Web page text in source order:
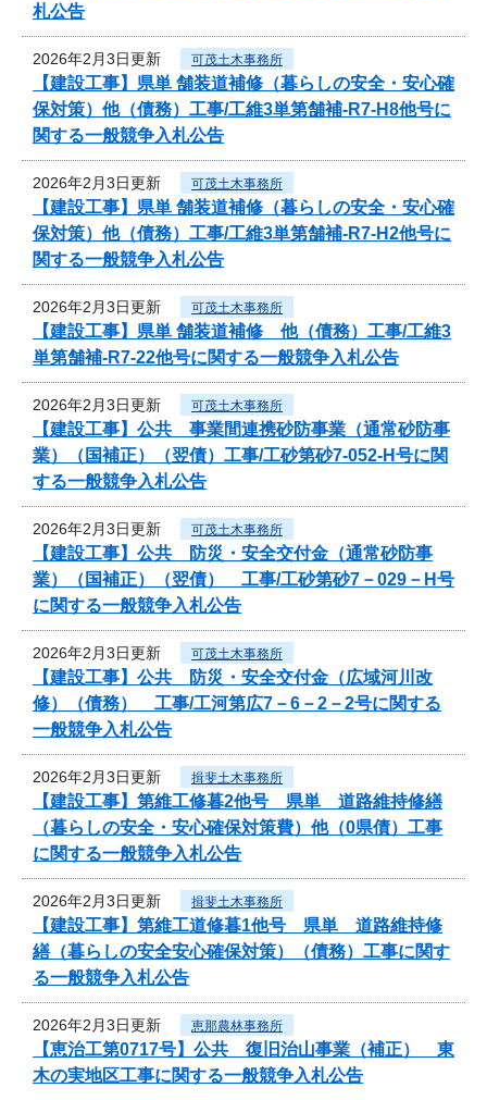
札公告
2026年2月3日更新 可茂土木事務所
【建設工事】県単 舗装道補修（暮らしの安全・安心確
保対策）他（債務）工事/工維3単第舗補-R7-H8他号に
関する一般競争入札公告
2026年2月3日更新 可茂土木事務所
【建設工事】県単 舗装道補修（暮らしの安全・安心確
保対策）他（債務）工事/工維3単第舗補-R7-H2他号に
関する一般競争入札公告
2026年2月3日更新 可茂土木事務所
【建設工事】県単 舗装道補修 他（債務）工事/工維3
単第舗補-R7-22他号に関する一般競争入札公告
2026年2月3日更新 可茂土木事務所
【建設工事】公共 事業間連携砂防事業（通常砂防事
業）（国補正）（翌債）工事/工砂第砂7-052-H号に関
する一般競争入札公告
2026年2月3日更新 可茂土木事務所
【建設工事】公共 防災・安全交付金（通常砂防事
業）（国補正）（翌債） 工事/工砂第砂7－029－H号
に関する一般競争入札公告
2026年2月3日更新 可茂土木事務所
【建設工事】公共 防災・安全交付金（広域河川改
修）（債務） 工事/工河第広7－6－2－2号に関する
一般競争入札公告
2026年2月3日更新 揖斐土木事務所
【建設工事】第維工修暮2他号 県単 道路維持修繕
（暮らしの安全・安心確保対策費）他（0県債）工事
に関する一般競争入札公告
2026年2月3日更新 揖斐土木事務所
【建設工事】第維工道修暮1他号 県単 道路維持修
繕（暮らしの安全安心確保対策）（債務）工事に関す
る一般競争入札公告
2026年2月3日更新 恵那農林事務所
【恵治工第0717号】公共 復旧治山事業（補正） 東
木の実地区工事に関する一般競争入札公告